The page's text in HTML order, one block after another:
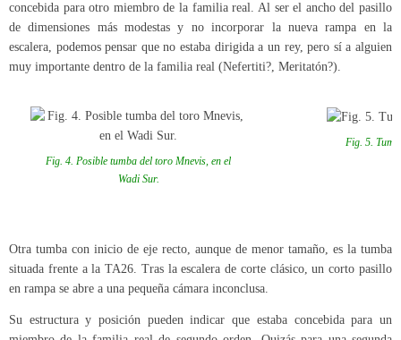
concebida para otro miembro de la familia real. Al ser el ancho del pasillo
de dimensiones más modestas y no incorporar la nueva rampa en la
escalera, podemos pensar que no estaba dirigida a un rey, pero sí a alguien
muy importante dentro de la familia real (Nefertiti?, Meritatón?).
Fig. 4. Posible tumba del toro Mnevis, en el
Wadi Sur.
Fig. 5.
Otra tumba con inicio de eje recto, aunque de menor tamaño, es la tumba
situada frente a la TA26. Tras la escalera de corte clásico, un corto pasillo
en rampa se abre a una pequeña cámara inconclusa.
Su estructura y posición pueden indicar que estaba concebida para un